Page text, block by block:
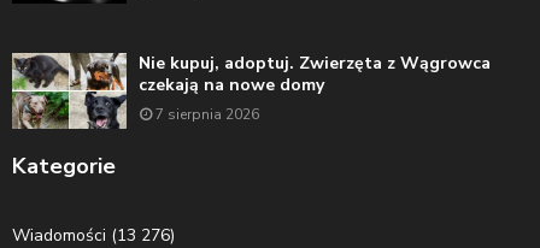
Nie kupuj, adoptuj. Zwierzęta z Wągrowca
czekają na nowe domy
7 sierpnia 2026
Kategorie
Wiadomości (13 276)